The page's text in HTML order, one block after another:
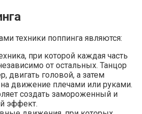
техники поппинга являются:
при которой каждая часть
от остальных. Танцор
двигать головой, а затем
движение плечами или руками.
создать замороженный и
эффект.